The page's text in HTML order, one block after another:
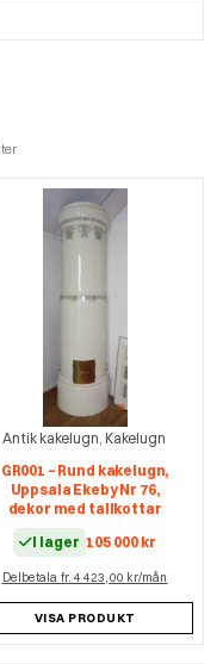
Antik kakelugn, Kakelugn
GR001 – Rund kakelugn,
Uppsala Ekeby Nr 76,
dekor med tallkottar
I lager 105 000 kr
Delbetala fr. 4 423,00 kr/mån
VISA PRODUKT